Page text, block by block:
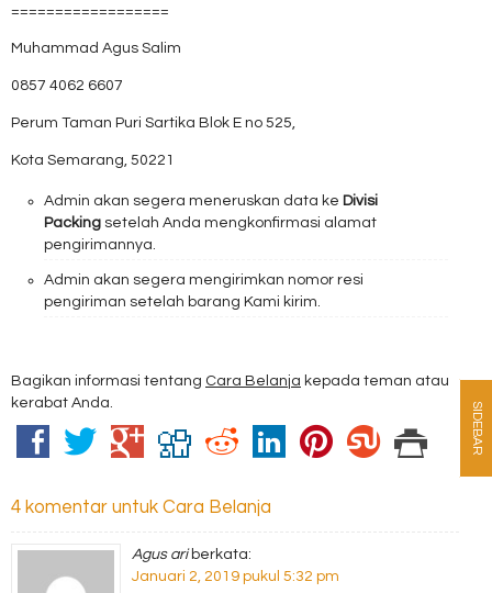
==================
Muhammad Agus Salim
0857 4062 6607
Perum Taman Puri Sartika Blok E no 525,
Kota Semarang, 50221
Admin akan segera meneruskan data ke Divisi
Packing setelah Anda mengkonfirmasi alamat
pengirimannya.
Admin akan segera mengirimkan nomor resi
pengiriman setelah barang Kami kirim.
Bagikan informasi tentang Cara Belanja kepada teman atau
kerabat Anda.
4 komentar untuk Cara Belanja
Agus ari berkata:
Januari 2, 2019 pukul 5:32 pm
SIDEBAR